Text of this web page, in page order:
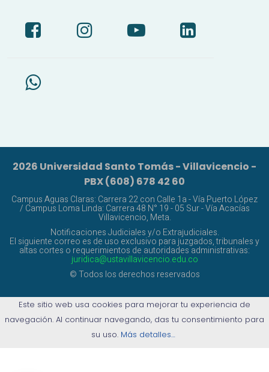
2026 Universidad Santo Tomás - Villavicencio -
PBX (608) 678 42 60
Campus Aguas Claras: Carrera 22 con Calle 1a - Vía Puerto López
/ Campus Loma Linda: Carrera 48 N° 19 - 05 Sur - Vía Acacías
Villavicencio, Meta.
Notificaciones Judiciales y/o Extrajudiciales.
El siguiente correo es de uso exclusivo para juzgados, tribunales y
altas cortes o requerimientos de autoridades administrativas:
juridica@ustavillavicencio.edu.co
© Todos los derechos reservados
Este sitio web usa cookies para mejorar tu experiencia de
navegación. Al continuar navegando, das tu consentimiento para
su uso. Más detalles…